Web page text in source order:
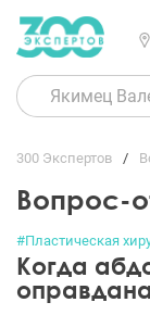
300 Экспертов
Вопрос-
#Пластическая
Когда